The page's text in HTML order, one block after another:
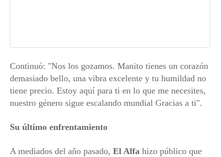
Continuó: "Nos los gozamos. Manito tienes un corazón
demasiado bello, una vibra excelente y tu humildad no
tiene precio. Estoy aquí para ti en lo que me necesites,
nuestro género sigue escalando mundial Gracias a ti".
Su último enfrentamiento
A mediados del año pasado, El Alfa hizo público que